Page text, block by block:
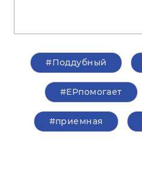
#Поддубный
#ЕРпомогает
#приемная